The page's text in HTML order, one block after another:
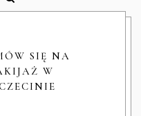
SIĘ NA
W